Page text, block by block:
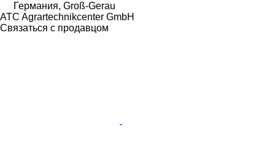
Германия, Groß-Gerau
ATC Agrartechnikcenter GmbH
Связаться с продавцом